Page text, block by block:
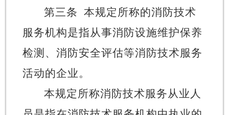
第三条 本规定所称的消防技术
服务机构是指从事消防设施维护保养
检测、消防安全评估等消防技术服务
活动的企业。
本规定所称消防技术服务从业人